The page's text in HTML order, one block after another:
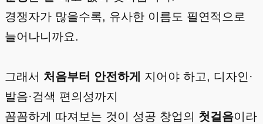
경쟁자가 많을수록, 유사한 이름도 필연적으로
늘어나니까요.
그래서 처음부터 안전하게
지어야 하고, 디자인·
발음·검색 편의성까지
꼼꼼하게 따져보는 것이 성공 창업의 첫걸음이라